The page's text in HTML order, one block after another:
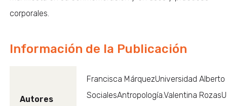
corporales.
Información de la Publicación
Autores
Francisca MárquezUniversidad
SocialesAntropología.Valentina